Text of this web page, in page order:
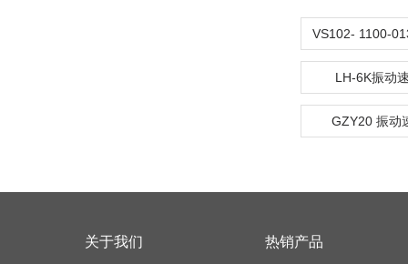
LH-6K振动
GZY20 振动
关于我们 热销产品